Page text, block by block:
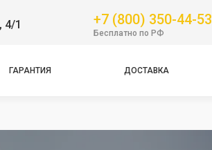
4/1 +7 (800) 350-44-53
Бесплатно по РФ
ГАРАНТИЯ ДОСТАВКА